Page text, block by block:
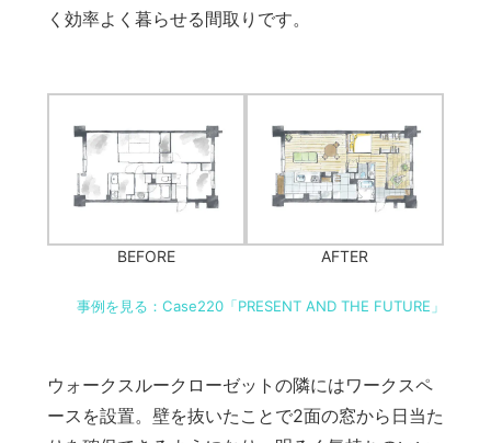
く効率よく暮らせる間取りです。
BEFORE AFTER
事例を見る：Case220「PRESENT AND THE FUTURE」
ウォークスルークローゼットの隣にはワークスペ
ースを設置。壁を抜いたことで2面の窓から日当た